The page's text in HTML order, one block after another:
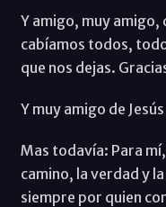
Y amigo, muy amigo,
cabíamos todos,
que nos dejas.
Y muy amigo de
Mas todavía: Para
camino, la verdad y
siempre por quien